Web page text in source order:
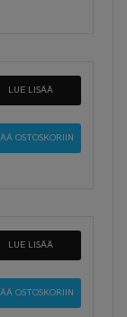
LUE LISÄÄ
LUE LISÄÄ